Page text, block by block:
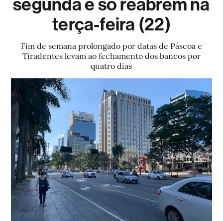
segunda e só reabrem na
terça-feira (22)
Fim de semana prolongado por datas de Páscoa e
Tiradentes levam ao fechamento dos bancos por
quatro dias